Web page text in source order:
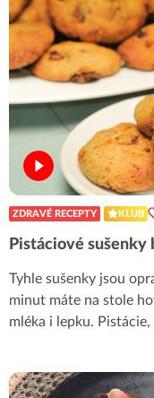
ZDRAVÉ RECEPTY KLUB
Pistáciové sušenky
Tyhle sušenky jsou
minut máte na stole
mléka i lepku.